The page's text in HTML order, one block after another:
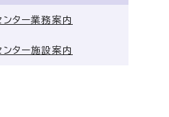
ンター業務案内
ンター施設案内